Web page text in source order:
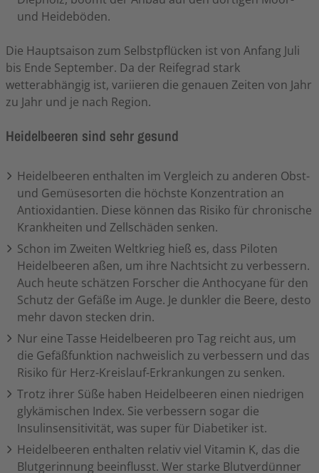
und Heideböden.
Die Hauptsaison zum Selbstpflücken ist von Anfang Juli
bis Ende September. Da der Reifegrad stark
wetterabhängig ist, variieren die genauen Zeiten von Jahr
zu Jahr und je nach Region.
Heidelbeeren sind sehr gesund
Heidelbeeren enthalten im Vergleich zu anderen Obst-
und Gemüsesorten die höchste Konzentration an
Antioxidantien. Diese können das Risiko für chronische
Krankheiten und Zellschäden senken.
Schon im Zweiten Weltkrieg hieß es, dass Piloten
Heidelbeeren aßen, um ihre Nachtsicht zu verbessern.
Auch heute schätzen Forscher die Anthocyane für den
Schutz der Gefäße im Auge. Je dunkler die Beere, desto
mehr davon stecken drin.
Nur eine Tasse Heidelbeeren pro Tag reicht aus, um
die Gefäßfunktion nachweislich zu verbessern und das
Risiko für Herz-Kreislauf-Erkrankungen zu senken.
Trotz ihrer Süße haben Heidelbeeren einen niedrigen
glykämischen Index. Sie verbessern sogar die
Insulinsensitivität, was super für Diabetiker ist.
Heidelbeeren enthalten relativ viel Vitamin K, das die
Blutgerinnung beeinflusst. Wer starke Blutverdünner